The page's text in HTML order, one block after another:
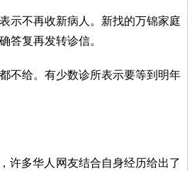
示不再收新病人。新找的万锦家庭
答复再发转诊信。
不给。有少数诊所表示要等到明年
许多华人网友结合自身经历给出了